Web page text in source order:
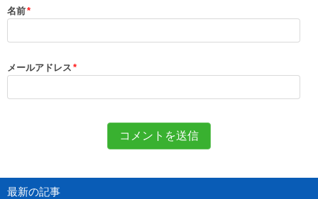
名前*
メールアドレス *
最新の記事